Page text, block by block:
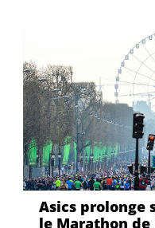
Asics prolonge
le Marathon de